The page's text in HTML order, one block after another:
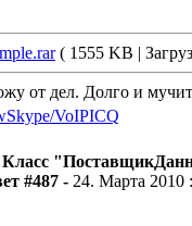
( 1555 KB |
от дел. Долго и
Skype/VoIPICQ
Класс
#487 - 24. Марта 2010